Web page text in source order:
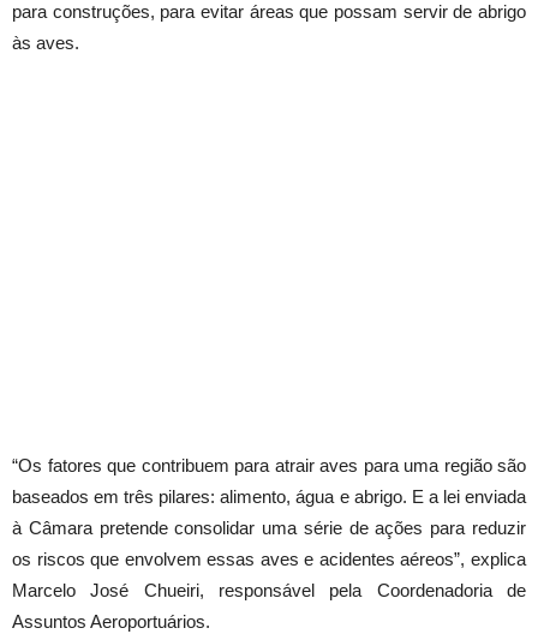
para construções, para evitar áreas que possam servir de abrigo
às aves.
“Os fatores que contribuem para atrair aves para uma região são
baseados em três pilares: alimento, água e abrigo. E a lei enviada
à Câmara pretende consolidar uma série de ações para reduzir
os riscos que envolvem essas aves e acidentes aéreos”, explica
Marcelo José Chueiri, responsável pela Coordenadoria de
Assuntos Aeroportuários.